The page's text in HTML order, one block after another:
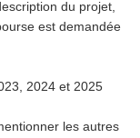
du projet,
est demandée
2024 et 2025
les autres